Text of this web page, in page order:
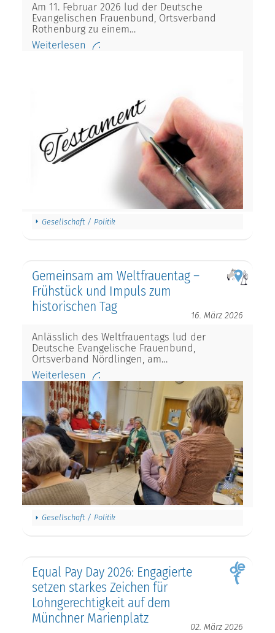
Am 11. Februar 2026 lud der Deutsche
Evangelischen Frauenbund, Ortsverband
Rothenburg zu einem…
Weiterlesen
Gesellschaft / Politik
Gemeinsam am Weltfrauentag –
Frühstück und Impuls zum
historischen Tag
16. März 2026
Anlässlich des Weltfrauentags lud der
Deutsche Evangelische Frauenbund,
Ortsverband Nördlingen, am…
Weiterlesen
Gesellschaft / Politik
Equal Pay Day 2026: Engagierte
setzen starkes Zeichen für
Lohngerechtigkeit auf dem
Münchner Marienplatz
02. März 2026